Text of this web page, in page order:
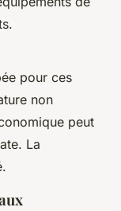
pour ces
non
peut
La